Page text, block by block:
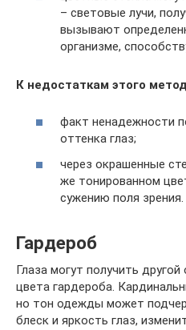
– световые лучи,
вызывают
организме,
К недостаткам этого
факт ненадежности
оттенка глаз;
через окрашенные
же тонированном
сужению поля зрения.
Гардероб
Глаза могут получить
цвета гардероба.
но тон одежды может
блеск и яркость глаз,